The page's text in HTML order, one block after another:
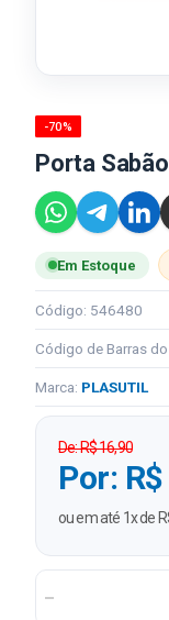
-70%
Porta
Em Estoque
Código: 546480
Código de Barras
Marca: PLASUTIL
De: R$ 16,90
Por:
ou em até 1x de